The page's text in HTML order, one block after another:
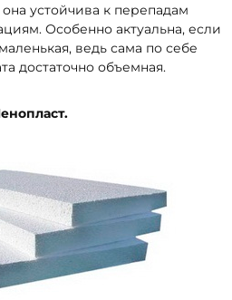
устойчива к перепадам
Особенно актуальна, если
ведь сама по себе
достаточно объемная.